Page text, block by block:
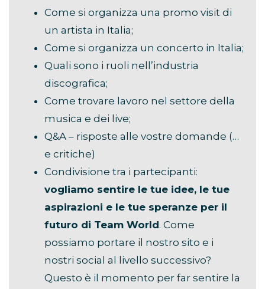
Come si organizza una promo visit di
un artista in Italia;
Come si organizza un concerto in Italia;
Quali sono i ruoli nell’industria
discografica;
Come trovare lavoro nel settore della
musica e dei live;
Q&A – risposte alle vostre domande (…
e critiche)
Condivisione tra i partecipanti:
vogliamo sentire le tue idee, le tue
aspirazioni e le tue speranze per il
futuro di Team World. Come
possiamo portare il nostro sito e i
nostri social al livello successivo?
Questo è il momento per far sentire la